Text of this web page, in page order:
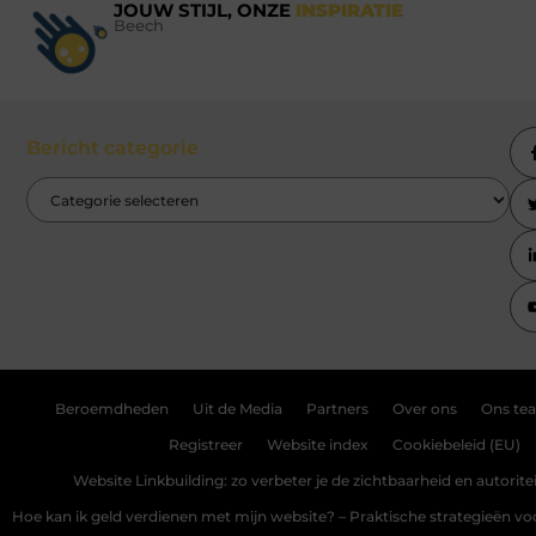
JOUW STIJL, ONZE INSPIRATIE
Beech
Bericht categorie
Beroemdheden Uit de Media Partners Over ons Ons
Registreer Website index Cookiebeleid (EU)
Website Linkbuilding: zo verbeter je de zichtbaarheid en
Hoe kan ik geld verdienen met mijn website? – Praktische strategieën